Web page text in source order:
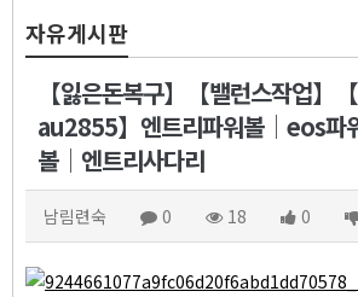
자유게시판
【잃은돈복구】【밸런스작업】
au2855】엔트리파워볼│eos파
볼│엔트리사다리
남림련숙 0 18 0